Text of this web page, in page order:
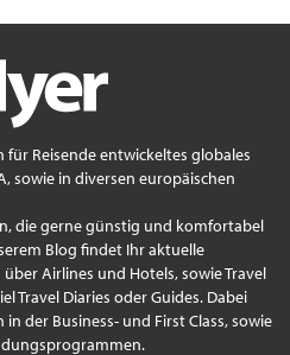
für Reisende entwickeltes globales
sowie in diversen europäischen
die gerne günstig und komfortabel
Blog findet Ihr aktuelle
Airlines und Hotels, sowie Travel
Travel Diaries oder Guides. Dabei
der Business- und First Class, sowie